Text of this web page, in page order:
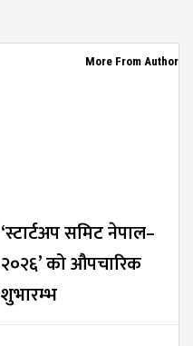
More From Author
‘स्टार्टअप समिट नेपाल–
२०२६’ को औपचारिक
शुभारम्भ